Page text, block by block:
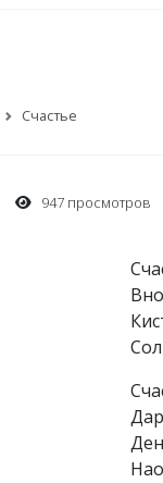
Счастье
947 просмотров